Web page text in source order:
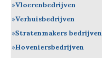
Vloerenbedrijven
Verhuisbedrijven
Stratenmakers bedrijven
Hoveniersbedrijven